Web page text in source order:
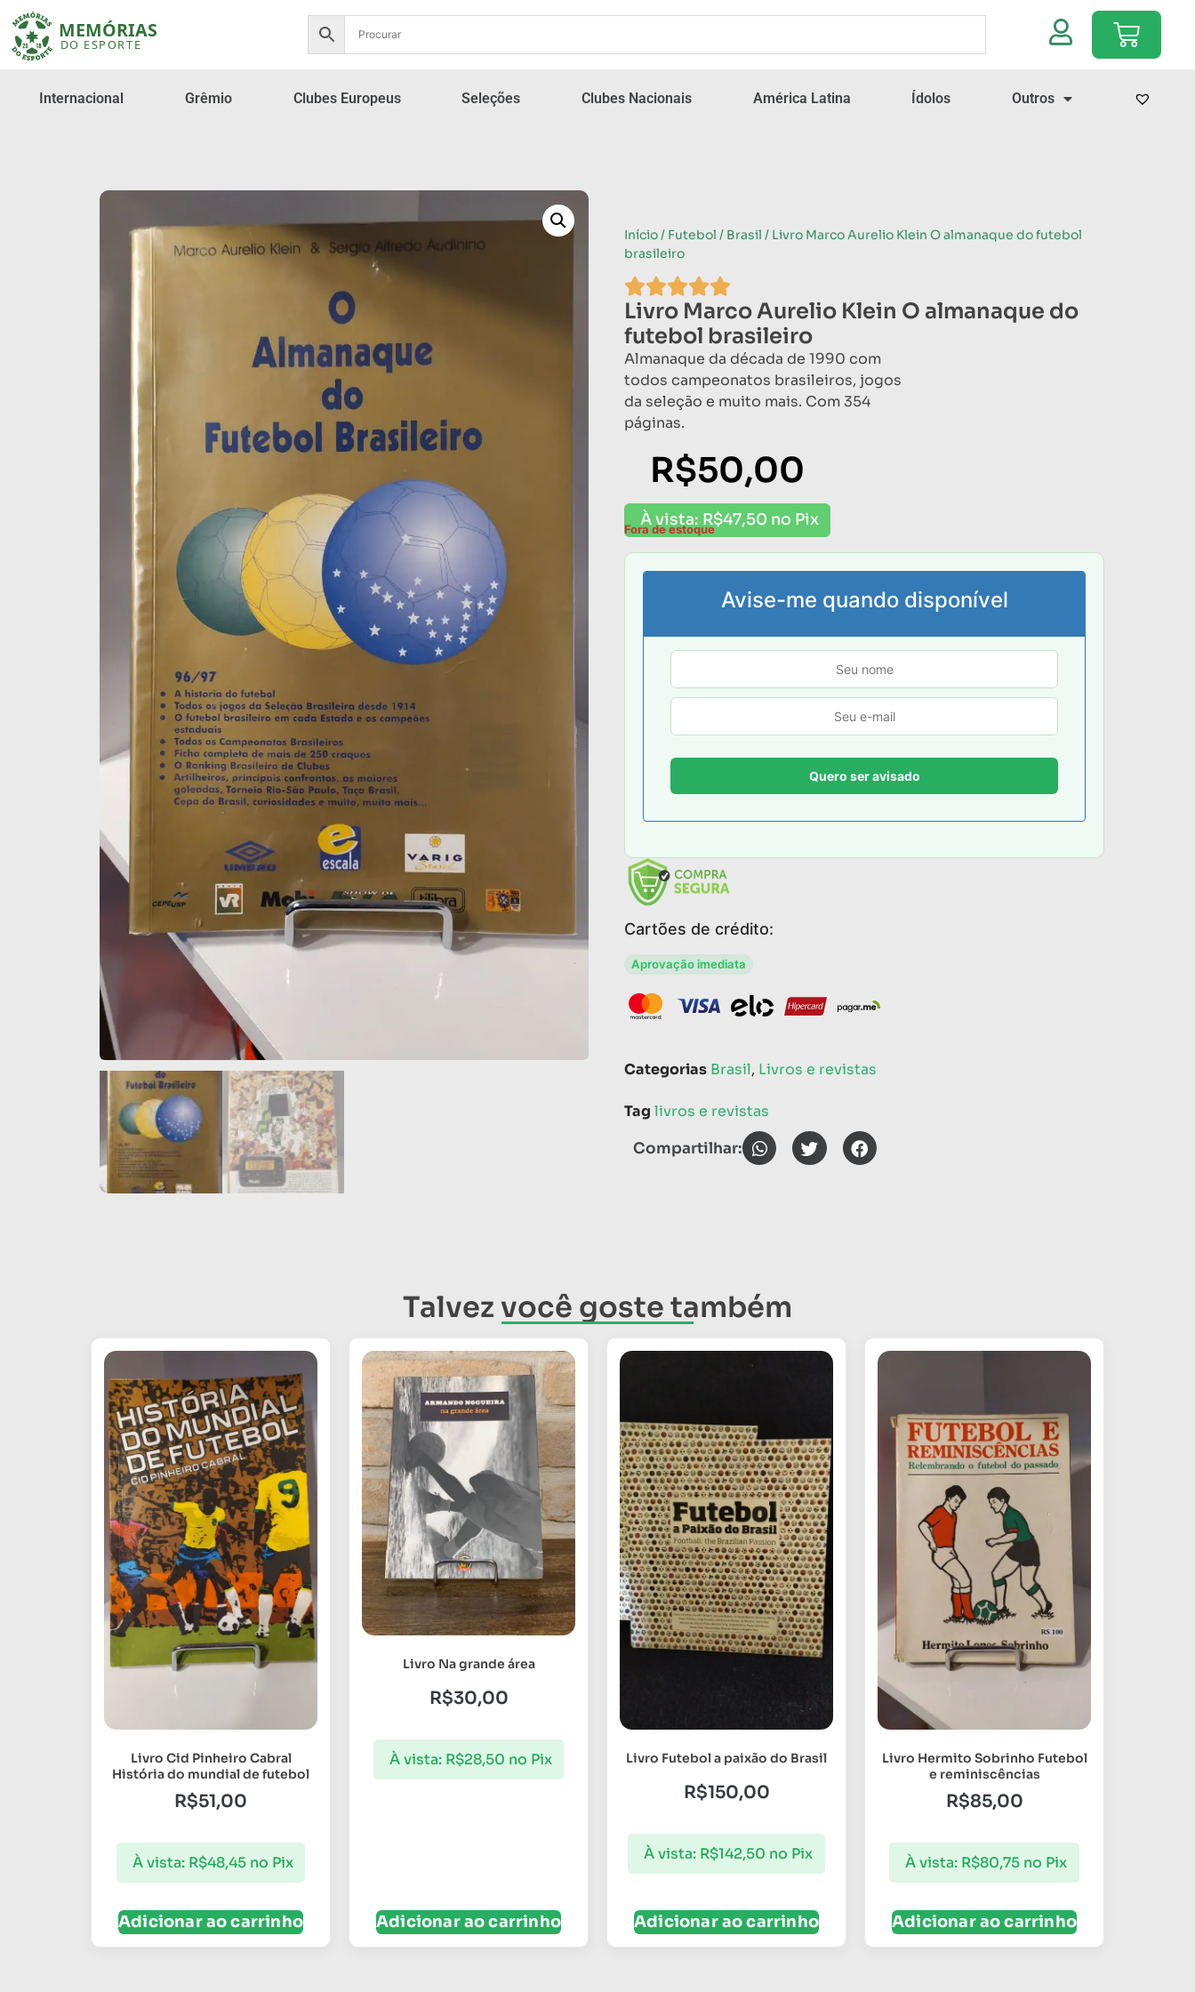
Internacional Grêmio Clubes Europeus Seleções Clubes Nacionais América Latina Ídolos Outros
Início/ Futebol / Brasil / Livro Marco Aurelio Klein O almanaque do futebol
brasileiro
Livro Marco Aurelio Klein O almanaque do
futebol brasileiro
Almanaque da década de 1990 com
todos campeonatos brasileiros, jogos
da seleção e muito mais. Com 354
páginas.
R$50,00
À vista: R$47,50 no Pix
Fora de estoque
Avise-me quando disponível
Cartões de crédito:
Aprovação imediata
Categorias Brasil, Livros e revistas
Tag livros e revistas
Compartilhar:
Talvez você goste também
Livro Cid Pinheiro Cabral
História do mundial de futebol
R$51,00
À vista: R$48,45 no Pix
Adicionar ao carrinho
Livro Na grande área
R$30,00
À vista: R$28,50 no Pix
Adicionar ao carrinho
Livro Futebol a paixão do Brasil
R$150,00
À vista: R$142,50 no Pix
Adicionar ao carrinho
Livro Hermito Sobrinho Futebol
e reminiscências
R$85,00
À vista: R$80,75 no Pix
Adicionar ao carrinho